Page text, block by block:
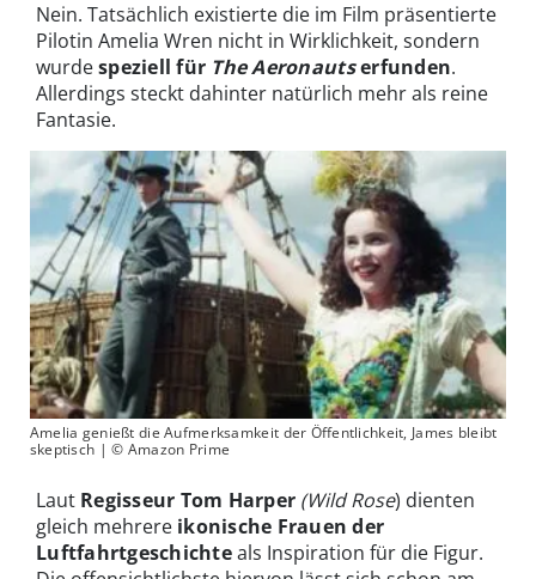
Nein. Tatsächlich existierte die im Film präsentierte
Pilotin Amelia Wren nicht in Wirklichkeit, sondern
wurdespeziell für The Aeronautserfunden.
Allerdings steckt dahinter natürlich mehr als reine
Fantasie.
Amelia genießt die Aufmerksamkeit der Öffentlichkeit, James bleibt
skeptisch | © Amazon Prime
Laut Regisseur Tom Harper (Wild Rose) dienten
gleich mehrere ikonische Frauen der
Luftfahrtgeschichteals Inspiration für die Figur.